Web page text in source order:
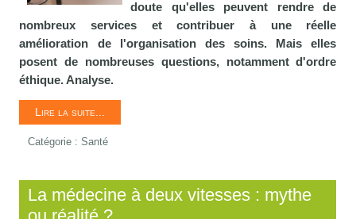
doute qu'elles peuvent rendre de
nombreux services et contribuer à une réelle
amélioration de l'organisation des soins. Mais elles
posent de nombreuses questions, notamment d'ordre
éthique. Analyse.
Lire la suite...
Catégorie :Santé
La médecine à deux vitesses : mythe